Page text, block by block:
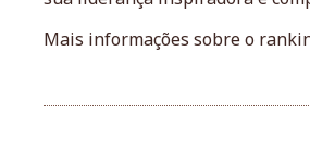
Mais informações sobre o